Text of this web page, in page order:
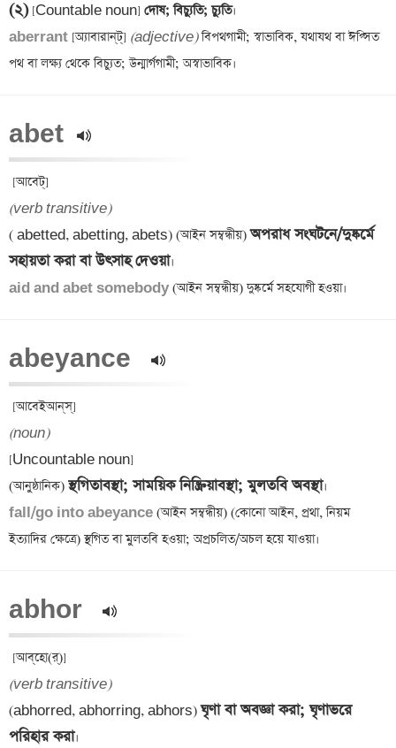
(২) [Countable noun] দোষ; বিচ্যুতি; চ্যুতি
aberrant
[অ্যাবারান্‌ট্] (adjective) বিপথগামী; স্বাভাবিক, যথাযথ বা ঈপ্সিত
abet
(verb transitive)
( abetted, abetting, abets) (আইন সম্বন্ধীয়) অপরাধ সংঘটনে/দুষ্কর্মে
সহায়তা করা বা উৎসাহ দেওয়া
aid and abet somebody
abeyance
(noun)
[Uncountable noun]
(আনুষ্ঠানিক) স্থগিতাবস্থা; সাময়িক নিষ্ক্রিয়াবস্থা; মুলতবি অবস্থা
fall/go into abeyance (আইন সম্বন্ধীয়) (কোনো আইন, প্রথা, নিয়ম
abhor
(verb transitive)
(abhorred, abhorring, abhors) ঘৃণা বা অবজ্ঞা করা; ঘৃণাভরে
পরিহার করা